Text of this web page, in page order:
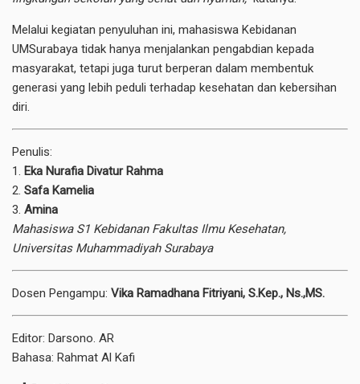
Melalui kegiatan penyuluhan ini, mahasiswa Kebidanan
UMSurabaya tidak hanya menjalankan pengabdian kepada
masyarakat, tetapi juga turut berperan dalam membentuk
generasi yang lebih peduli terhadap kesehatan dan kebersihan
diri.
Penulis:
1. Eka Nurafia Divatur Rahma
2. Safa Kamelia
3. Amina
Mahasiswa S1 Kebidanan Fakultas Ilmu Kesehatan,
Universitas Muhammadiyah Surabaya
Dosen Pengampu: Vika Ramadhana Fitriyani, S.Kep., Ns.,MS.
Editor: Darsono. AR
Bahasa: Rahmat Al Kafi